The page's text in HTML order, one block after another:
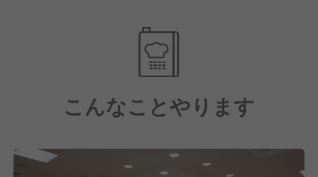
◾️コミュニケーションを大切にする人
チームワークを大切にしている職場なので、仕事をす
る上でスタッフ同士の連携は不可欠です。
だからこそ、お客様だけでなくスタッフと良好な関係
を築いていくために、「コミュニケーションは大事」
だと心がけて働ける方を求めています。
スタッフの負担を減らすために、デリカKYKではセン
トラルキッチンを活用して調理工程を効率化していま
そのため、調理に関しては最終工程に集中していただ
くオペレーションなので、未経験の方でも躓くこと無
く業務を覚えていけるかと思います。
ジメントなどスキルを着実に身につけながら成長でき
ます！
こんなことやります